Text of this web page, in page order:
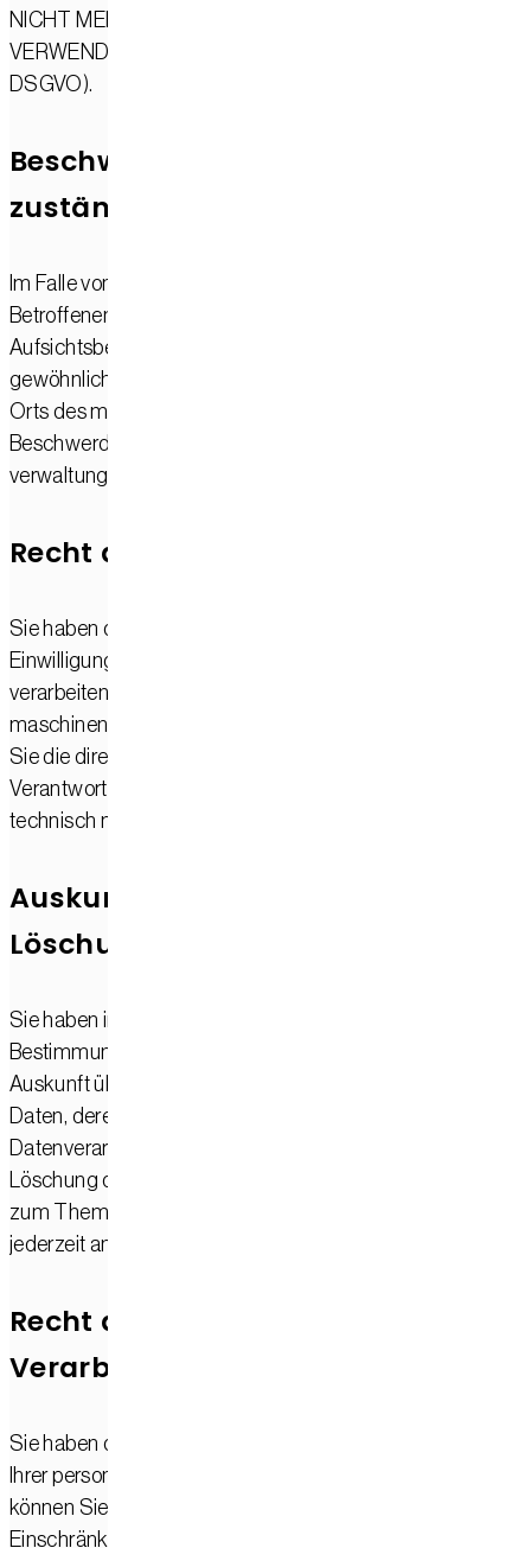
NICHT MEHR ZUM ZWECKE DER DIREKTWERBUNG
VERWENDET (WIDERSPRUCH NACH ART. 21 ABS. 2
DSGVO).
Beschwerde­recht bei der
zuständigen Aufsichts­behörde
Im Falle von Verstößen gegen die DSGVO steht den
Betroffenen ein Beschwerderecht bei einer
Aufsichtsbehörde, insbesondere in dem Mitgliedstaat ihres
gewöhnlichen Aufenthalts, ihres Arbeitsplatzes oder des
Orts des mutmaßlichen Verstoßes zu. Das
Beschwerderecht besteht unbeschadet anderweitiger
verwaltungsrechtlicher oder gerichtlicher Rechtsbehelfe.
Recht auf Daten­übertrag­barkeit
Sie haben das Recht, Daten, die wir auf Grundlage Ihrer
Einwilligung oder in Erfüllung eines Vertrags automatisiert
verarbeiten, an sich oder an einen Dritten in einem
maschinenlesbaren Format aushändigen zu lassen. Sofern
Sie die direkte Übertragung der Daten an einen anderen
Verantwortlichen verlangen, erfolgt dies nur, soweit es
technisch machbar ist.
Auskunft, Berichtigung und
Löschung
Sie haben im Rahmen der geltenden gesetzlichen
Bestimmungen jederzeit das Recht auf unentgeltliche
Auskunft über Ihre gespeicherten personenbezogenen
Daten, deren Herkunft und Empfänger und den Zweck der
Datenverarbeitung und ggf. ein Recht auf Berichtigung
Löschung dieser Daten. Hierzu sowie zu weiteren Fragen
zum Thema personenbezogene Daten können Sie sich
jederzeit an uns wenden.
Recht auf Einschränkung der
Verarbeitung
Sie haben das Recht, die Einschränkung der Verarbeitung
Ihrer personenbezogenen Daten zu verlangen. Hierzu
können Sie sich jederzeit an uns wenden. Das Recht auf
Einschränkung der Verarbeitung besteht in folgenden